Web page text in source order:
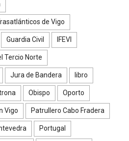
de Vigo
Guardia Civil IFEVI
Tercio Norte
Jura de Bandera libro
Obispo Oporto
Vigo Patrullero Cabo Fradera
Portugal